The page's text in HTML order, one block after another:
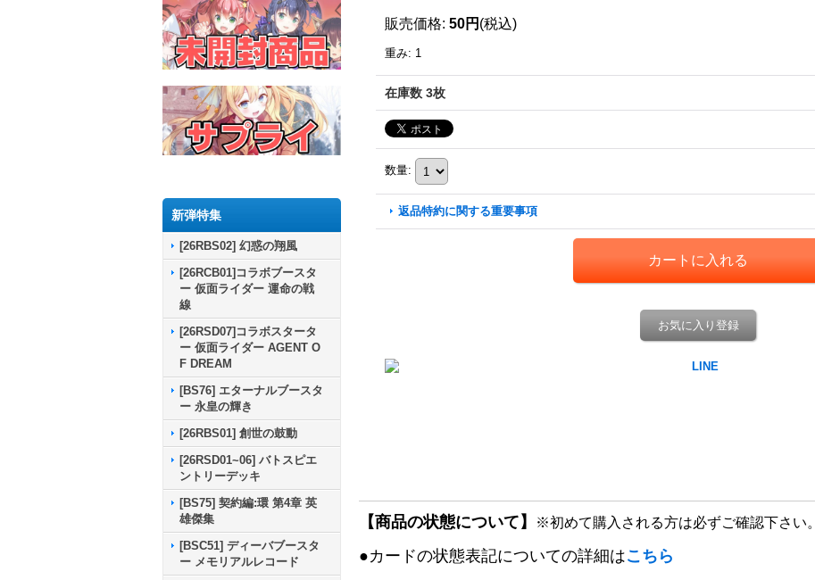
新弾特集
[26RBS02] 幻惑の翔風
[26RCB01]コラボブースタ
ー 仮面ライダー 運命の戦
線
[26RSD07]コラボスタータ
ー 仮面ライダー AGENT O
F DREAM
[BS76] エターナルブースタ
ー 永皇の輝き
[26RBS01] 創世の鼓動
[26RSD01~06] バトスピエ
ントリーデッキ
[BS75] 契約編:環 第4章 英
雄傑集
[BSC51] ディーバブースタ
ー メモリアルレコード
販売価格: 50円 (税込)
重み: 1
在庫数 3枚
数量:
返品特約に関する重要事項
お気に入り登録
【商品の状態について】 ※初めて購入される方は必ずご確認下さい。
●カードの状態表記についての詳細はこちら